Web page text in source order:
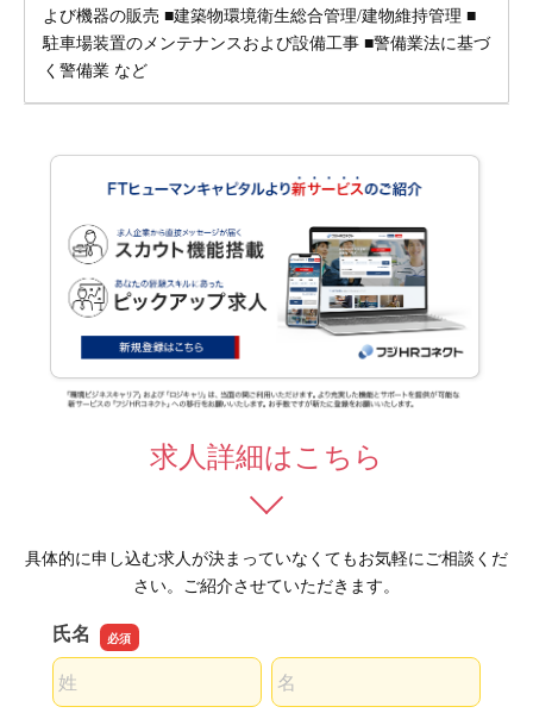
よび機器の販売 ■建築物環境衛生総合管理/建物維持管理 ■
駐車場装置のメンテナンスおよび設備工事 ■警備業法に基づ
く警備業 など
求人詳細はこちら
具体的に申し込む求人が決まっていなくてもお気軽にご相談くだ
さい。ご紹介させていただきます。